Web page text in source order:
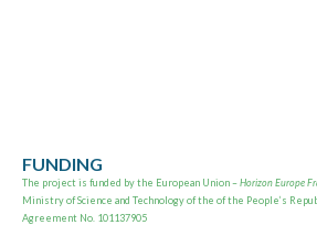
FUNDING
The project is funded by the European Union –Horizon Europe
Ministry of Science and Technology of the of the People’s
Agreement No. 101137905